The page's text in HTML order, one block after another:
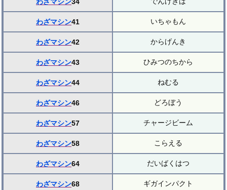
わざマシン34
わざマシン41 いちゃもん
わざマシン42 からげんき
わざマシン43 ひみつのちから
わざマシン44 ねむる
わざマシン46 どろぼう
わざマシン57 チャージビーム
わざマシン58 こらえる
わざマシン64 だいばくはつ
わざマシン68 ギガインパクト